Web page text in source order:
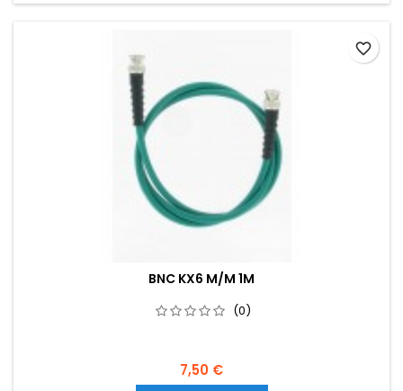
BNC KX6 M/M 1M
(0)
7,50 €
favorite_border